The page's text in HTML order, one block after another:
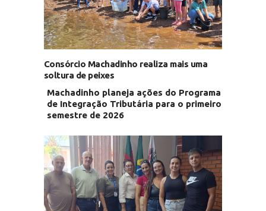
Consórcio Machadinho realiza mais uma
soltura de peixes
Machadinho planeja ações do Programa
de Integração Tributária para o primeiro
semestre de 2026